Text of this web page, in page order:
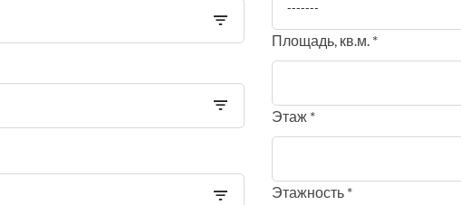
-------
Площадь, кв.м. *
Этаж *
Этажность *